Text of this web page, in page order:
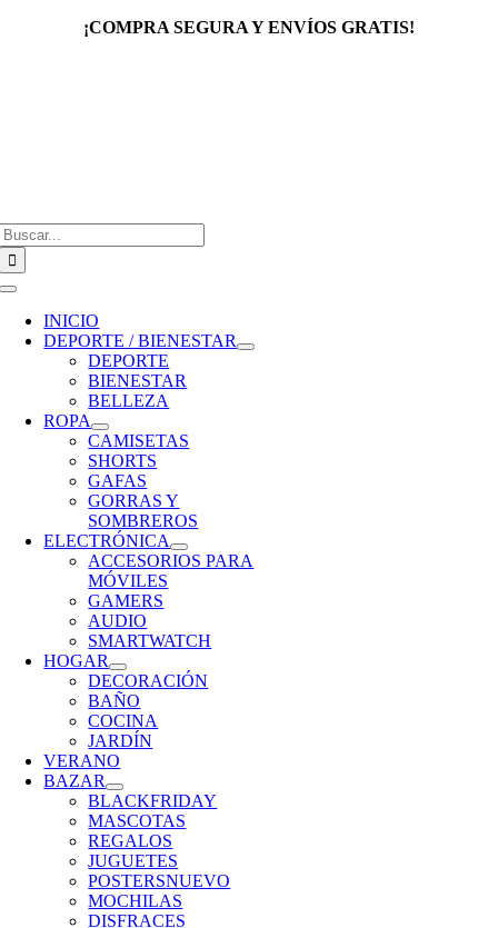
¡COMPRA SEGURA Y ENVÍOS GRATIS!
Toggle
Navigation
INICIO
DEPORTE / BIENESTAR
DEPORTE
BIENESTAR
BELLEZA
ROPA
CAMISETAS
SHORTS
GAFAS
GORRAS Y
SOMBREROS
ELECTRÓNICA
ACCESORIOS PARA
MÓVILES
GAMERS
AUDIO
SMARTWATCH
HOGAR
DECORACIÓN
BAÑO
COCINA
JARDÍN
VERANO
BAZAR
BLACKFRIDAY
MASCOTAS
REGALOS
JUGUETES
POSTERSNUEVO
MOCHILAS
DISFRACES